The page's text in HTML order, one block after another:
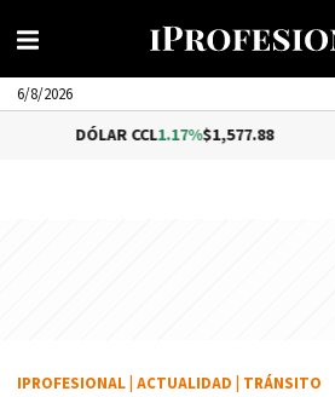
6/8/2026
1.17%$1,577.88
IPROFESIONAL ACTUALIDAD TRÁNSITO